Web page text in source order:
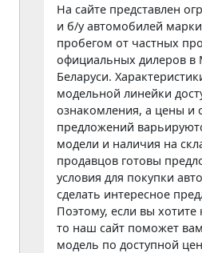
На сайте представлен
и б/у автомобилей
пробегом от частных
официальных дилеров в
Беларуси.
модельной линейки
ознакомления, а цены и
предложений
модели и наличия на
продавцов готовы
условия для покупки
сделать интересное
Поэтому, если вы
то наш сайт поможет
модель по доступной